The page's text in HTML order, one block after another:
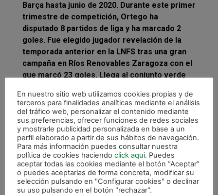
Barça hasta junio de 2020. Durante este primer
trimestre de competición, Ortego ha
disputado 8 partidos de liga y ha marcado 2
goles. Fue elegido jugador revelación de la
temporada anterior en la LNFS tras una gran
campaña en Ríos Renovables Zaragoza con el
que marcó 23 goles. Llega al conjunto verde
club por motivos personales.
Ortego debutará este viernes en el partido de
liga que se disputa en el Pabellón Anaitasuna
(20.30 h) entre Osasuna Magna y Jaén Paraíso
Interior.
En nuestro sitio web utilizamos cookies propias y de
terceros para finalidades analíticas mediante el análisis
del tráfico web, personalizar el contenido mediante
sus preferencias, ofrecer funciones de redes sociales
y mostrarle publicidad personalizada en base a un
perfil elaborado a partir de sus hábitos de navegación.
Para más información puedes consultar nuestra
política de cookies haciendo click aqui. Puedes
aceptar todas las cookies mediante el botón “Aceptar”
o puedes aceptarlas de forma concreta, modificar su
selección pulsando en "Configurar cookies" o declinar
su uso pulsando en el botón "rechazar".